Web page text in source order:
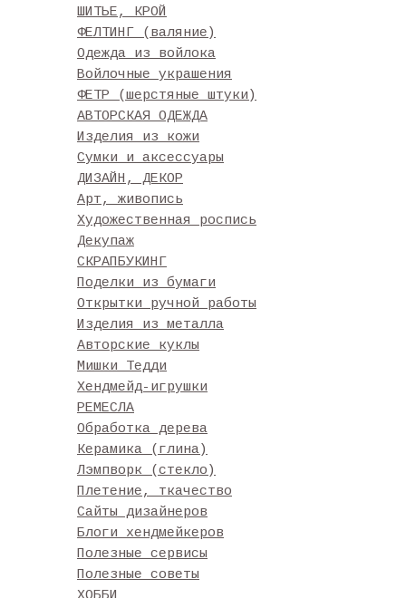
ШИТЬЕ, КРОЙ
ФЕЛТИНГ (валяние)
Одежда из войлока
Войлочные украшения
ФЕТР (шерстяные штуки)
АВТОРСКАЯ ОДЕЖДА
Изделия из кожи
Сумки и аксессуары
ДИЗАЙН, ДЕКОР
Арт, живопись
Художественная роспись
Декупаж
СКРАПБУКИНГ
Поделки из бумаги
Открытки ручной работы
Изделия из металла
Авторские куклы
Мишки Тедди
Хендмейд-игрушки
РЕМЕСЛА
Обработка дерева
Керамика (глина)
Лэмпворк (стекло)
Плетение, ткачество
Сайты дизайнеров
Блоги хендмейкеров
Полезные сервисы
Полезные советы